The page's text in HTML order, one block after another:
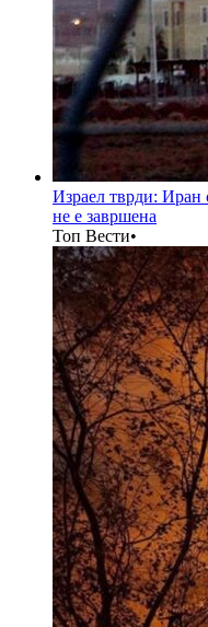
Израел тврди: Иран
не е завршена
Топ Вести•